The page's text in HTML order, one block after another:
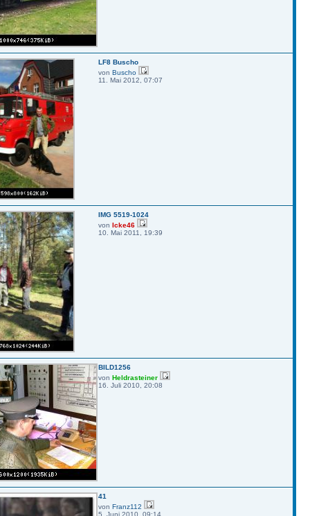
LF8 Buscho
von Buscho
11. Mai 2012, 07:07
IMG 5519-1024
von Icke46
10. Mai 2011, 19:39
BILD1256
von Heldrasteiner
16. Juli 2010, 20:08
41
von Franz112
5. Juni 2010, 09:14